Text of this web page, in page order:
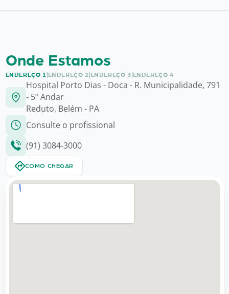
Onde Estamos
ENDEREÇO 1 ENDEREÇO 2 ENDEREÇO 3 ENDEREÇO 4
Hospital Porto Dias - Doca - R. Municipalidade, 791
- 5º Andar
Reduto, Belém - PA
Consulte o profissional
(91) 3084-3000
COMO CHEGAR